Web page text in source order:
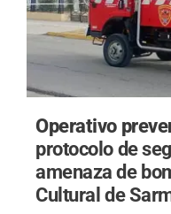
Operativo
protocolo de
amenaza de
Cultural de